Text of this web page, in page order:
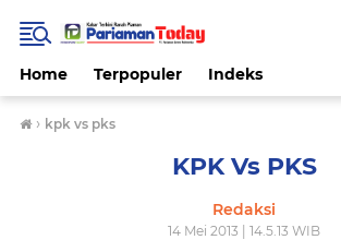
Home Terpopuler Indeks
› kpk vs pks
KPK Vs PKS
Redaksi
14 Mei 2013 | 14.5.13 WIB